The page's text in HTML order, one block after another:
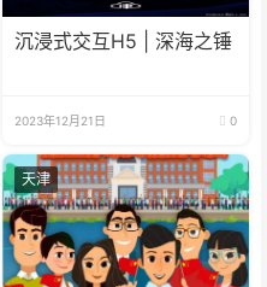
沉浸式交互H5 | 深海之锤
2023年12月21日 0
天津